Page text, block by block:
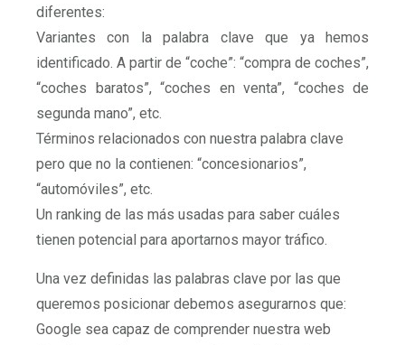
diferentes:
Variantes con la palabra clave que ya hemos
identificado. A partir de “coche”: “compra de coches”,
“coches baratos”, “coches en venta”, “coches de
segunda mano”, etc.
Términos relacionados con nuestra palabra clave
pero que no la contienen: “concesionarios”,
“automóviles”, etc.
Un ranking de las más usadas para saber cuáles
tienen potencial para aportarnos mayor tráfico.
Una vez definidas las palabras clave por las que
queremos posicionar debemos asegurarnos que:
Google sea capaz de comprender nuestra web